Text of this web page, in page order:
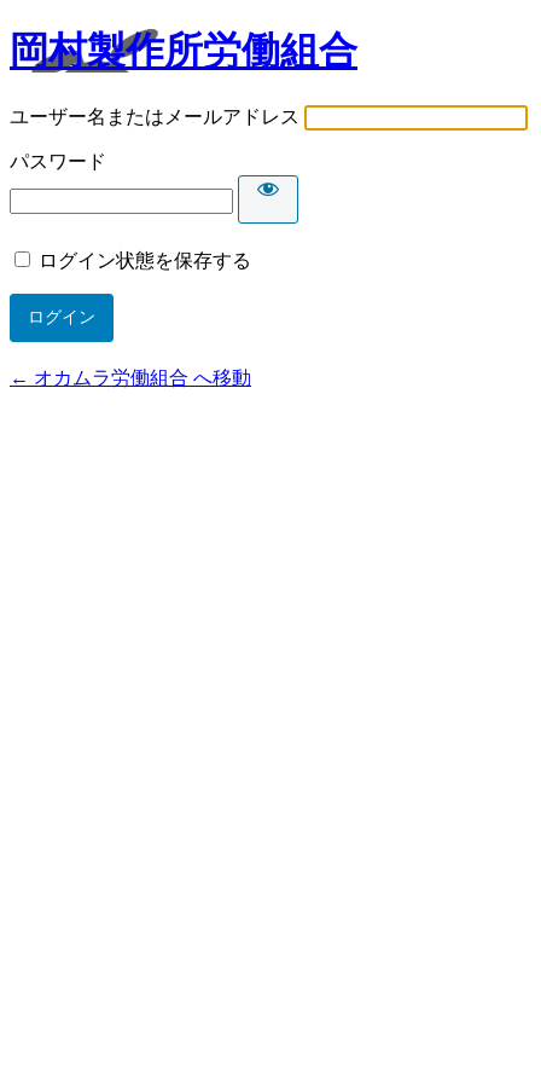
岡村製作所労働組合
ユーザー名またはメールアドレス
パスワード
ログイン状態を保存する
← オカムラ労働組合 へ移動